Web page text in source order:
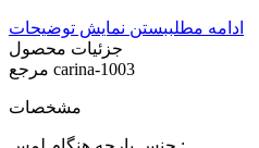
ادامه مطلببستن نمایش توضیحات
جزئیات محصول
carina-1003
مشخصات